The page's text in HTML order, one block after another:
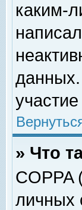
каким-
данных.
» Что
COPPA
личных